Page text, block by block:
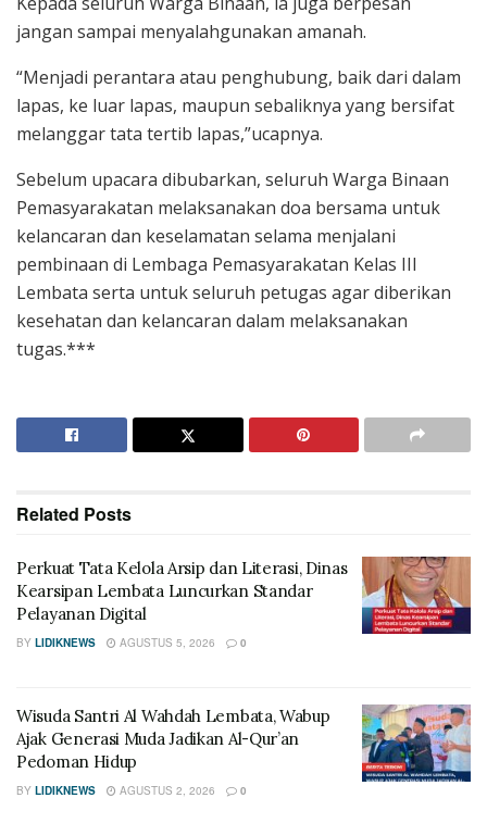
jangan sampai menyalahgunakan amanah.
“Menjadi perantara atau penghubung, baik dari dalam
lapas, ke luar lapas, maupun sebaliknya yang bersifat
melanggar tata tertib lapas,”ucapnya.
Sebelum upacara dibubarkan, seluruh Warga Binaan
Pemasyarakatan melaksanakan doa bersama untuk
kelancaran dan keselamatan selama menjalani
pembinaan di Lembaga Pemasyarakatan Kelas III
Lembata serta untuk seluruh petugas agar diberikan
kesehatan dan kelancaran dalam melaksanakan
tugas.***
Related Posts
Perkuat Tata Kelola Arsip dan Literasi, Dinas
Kearsipan Lembata Luncurkan Standar
Pelayanan Digital
BY LIDIKNEWS AGUSTUS 5, 2026 0
Wisuda Santri Al Wahdah Lembata, Wabup
Ajak Generasi Muda Jadikan Al-Qur’an
Pedoman Hidup
BY LIDIKNEWS AGUSTUS 2, 2026 0